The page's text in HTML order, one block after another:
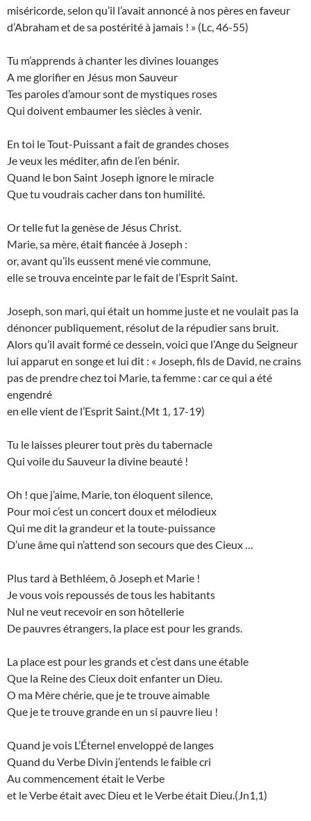
miséricorde, selon qu’il l’avait annoncé à nos pères en faveur
d’Abraham et de sa postérité à jamais ! » (Lc, 46-55)
Tu m’apprends à chanter les divines louanges
A me glorifier en Jésus mon Sauveur
Tes paroles d’amour sont de mystiques roses
Qui doivent embaumer les siècles à venir.
En toi le Tout-Puissant a fait de grandes choses
Je veux les méditer, afin de l’en bénir.
Quand le bon Saint Joseph ignore le miracle
Que tu voudrais cacher dans ton humilité.
Or telle fut la genèse de Jésus Christ.
Marie, sa mère, était fiancée à Joseph :
or, avant qu’ils eussent mené vie commune,
elle se trouva enceinte par le fait de l’Esprit Saint.
Joseph, son mari, qui était un homme juste et ne voulait pas la
dénoncer publiquement, résolut de la répudier sans bruit.
Alors qu’il avait formé ce dessein, voici que l’Ange du Seigneur
lui apparut en songe et lui dit : « Joseph, fils de David, ne crains
pas de prendre chez toi Marie, ta femme : car ce qui a été
engendré
en elle vient de l’Esprit Saint.(Mt 1, 17-19)
Tu le laisses pleurer tout près du tabernacle
Qui voile du Sauveur la divine beauté !
Oh ! que j’aime, Marie, ton éloquent silence,
Pour moi c’est un concert doux et mélodieux
Qui me dit la grandeur et la toute-puissance
D’une âme qui n’attend son secours que des Cieux …
Plus tard à Bethléem, ô Joseph et Marie !
Je vous vois repoussés de tous les habitants
Nul ne veut recevoir en son hôtellerie
De pauvres étrangers, la place est pour les grands.
La place est pour les grands et c’est dans une étable
Que la Reine des Cieux doit enfanter un Dieu.
O ma Mère chérie, que je te trouve aimable
Que je te trouve grande en un si pauvre lieu !
Quand je vois L’Éternel enveloppé de langes
Quand du Verbe Divin j’entends le faible cri
Au commencement était le Verbe
et le Verbe était avec Dieu et le Verbe était Dieu.(Jn1,1)